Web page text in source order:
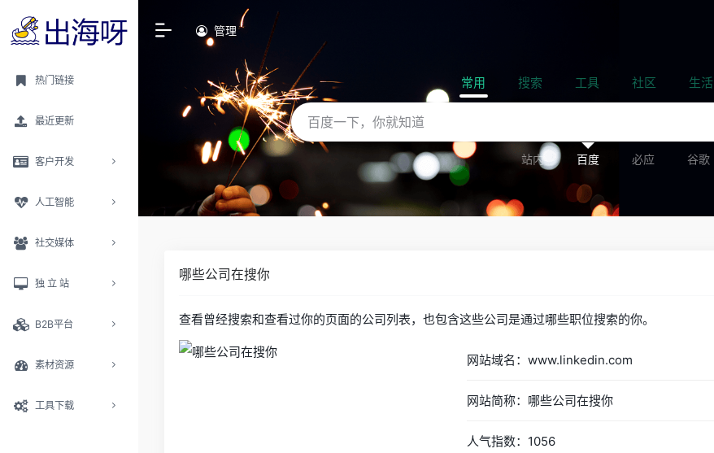
热门链接
最近更新
客户开发
人工智能
社交媒体
独 立 站
B2B平台
素材资源
工具下载
管理
常用 搜索 工具 社区 生活
站内 百度 必应 谷歌
哪些公司在搜你
查看曾经搜索和查看过你的页面的公司列表，也包含这些公司是通过哪些职位搜索的你。
网站域名：www.linkedin.com
网站简称：哪些公司在搜你
人气指数：1056